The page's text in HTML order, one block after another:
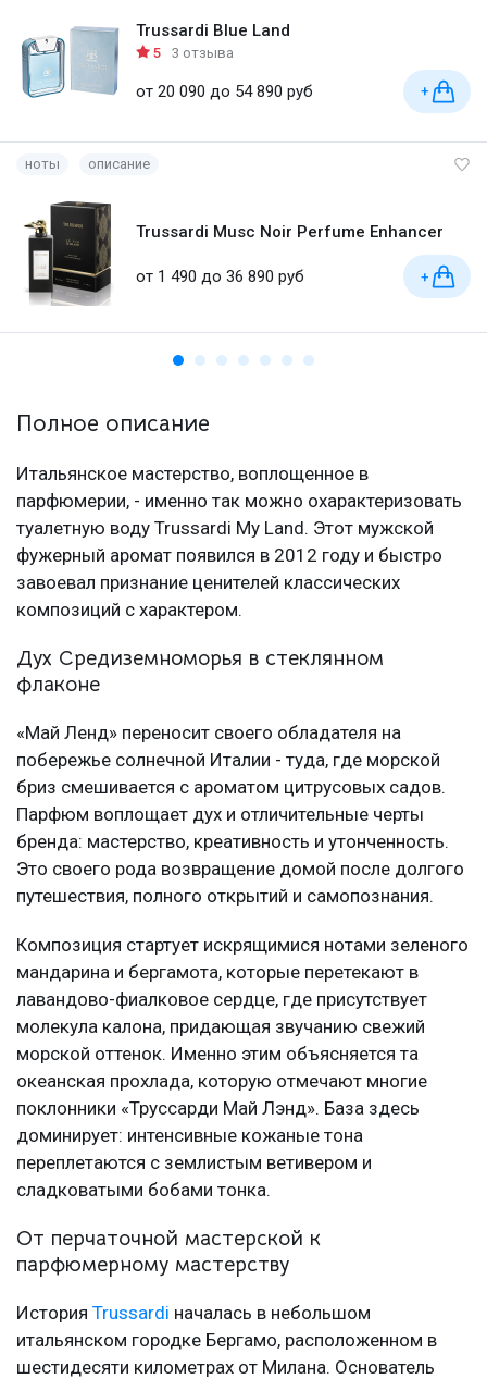
Trussardi Blue Land
5 3 отзыва
от 20 090 до 54 890 руб +
ноты описание
Trussardi Musc Noir Perfume Enhancer
от 1 490 до 36 890 руб +
Полное описание
Итальянское мастерство, воплощенное в
парфюмерии, - именно так можно охарактеризовать
туалетную воду Trussardi My Land. Этот мужской
фужерный аромат появился в 2012 году и быстро
завоевал признание ценителей классических
композиций с характером.
Дух Средиземноморья в стеклянном
флаконе
«Май Ленд» переносит своего обладателя на
побережье солнечной Италии - туда, где морской
бриз смешивается с ароматом цитрусовых садов.
Парфюм воплощает дух и отличительные черты
бренда: мастерство, креативность и утонченность.
Это своего рода возвращение домой после долгого
путешествия, полного открытий и самопознания.
Композиция стартует искрящимися нотами зеленого
мандарина и бергамота, которые перетекают в
лавандово-фиалковое сердце, где присутствует
молекула калона, придающая звучанию свежий
морской оттенок. Именно этим объясняется та
океанская прохлада, которую отмечают многие
поклонники «Труссарди Май Лэнд». База здесь
доминирует: интенсивные кожаные тона
переплетаются с землистым ветивером и
сладковатыми бобами тонка.
От перчаточной мастерской к
парфюмерному мастерству
История Trussardi началась в небольшом
итальянском городке Бергамо, расположенном в
шестидесяти километрах от Милана. Основатель